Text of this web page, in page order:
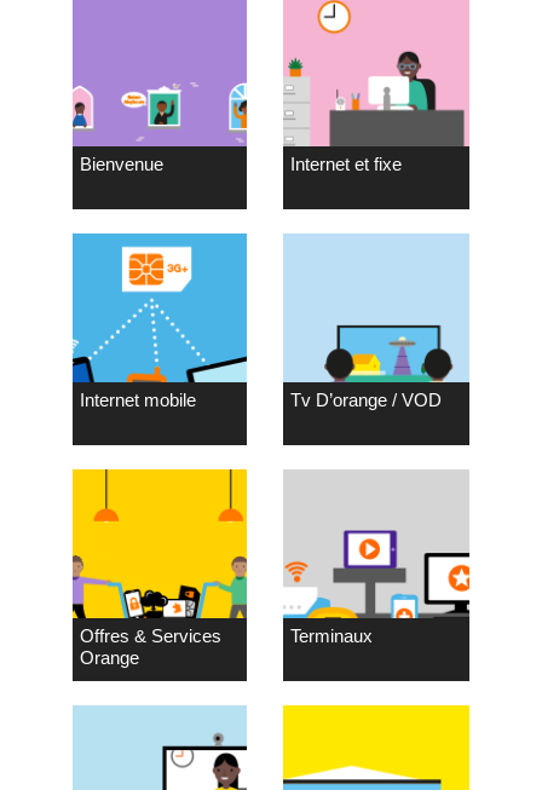
Bienvenue Internet et fixe
Internet mobile Tv D’orange / VOD
Offres & Services
Orange
Terminaux